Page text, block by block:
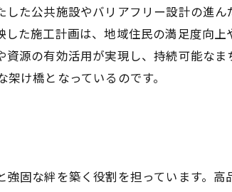
た公共施設やバリアフリー設計の進ん
た施工計画は、地域住民の満足度向上
源の有効活用が実現し、持続可能な
け橋となっているのです。
固な絆を築く役割を担っています。